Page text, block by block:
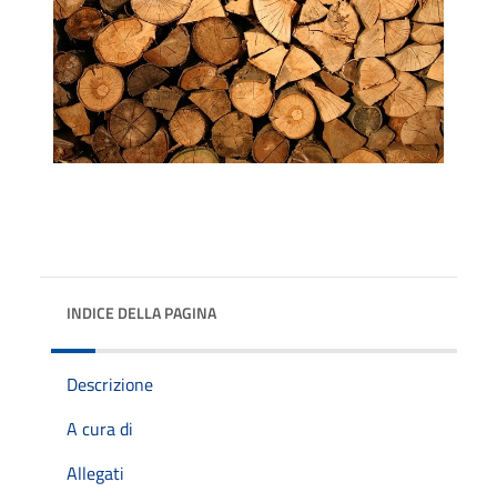
INDICE DELLA PAGINA
Descrizione
A cura di
Allegati